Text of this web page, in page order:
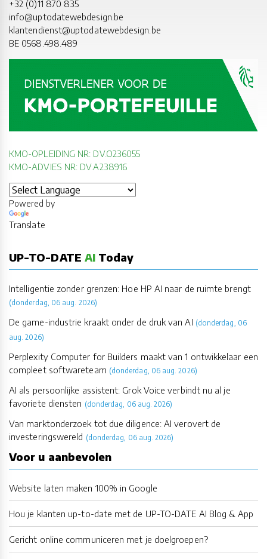
+32 (0)11 870 835
info@uptodatewebdesign.be
klantendienst@uptodatewebdesign.be
BE 0568.498.489
KMO-OPLEIDING NR: DV.O236055
KMO-ADVIES NR: DV.A238916
Powered by
Translate
UP-TO-DATE AI Today
Intelligentie zonder grenzen: Hoe HP AI naar de ruimte brengt
(donderdag, 06 aug. 2026)
De game-industrie kraakt onder de druk van AI (donderdag, 06
aug. 2026)
Perplexity Computer for Builders maakt van 1 ontwikkelaar een
compleet softwareteam (donderdag, 06 aug. 2026)
AI als persoonlijke assistent: Grok Voice verbindt nu al je
favoriete diensten (donderdag, 06 aug. 2026)
Van marktonderzoek tot due diligence: AI verovert de
investeringswereld (donderdag, 06 aug. 2026)
Voor u aanbevolen
Website laten maken 100% in Google
Hou je klanten up-to-date met de UP-TO-DATE AI Blog & App
Gericht online communiceren met je doelgroepen?